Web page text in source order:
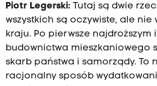
Piotr Legerski: Tutaj są dwie
wszystkich są oczywiste, ale nie
kraju. Po pierwsze najdroższym
budownictwa mieszkaniowego
skarb państwa i samorządy. To
racjonalny sposób